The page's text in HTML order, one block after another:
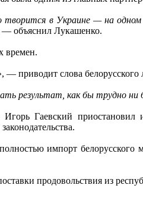
в Украине — на одном
— объяснил Лукашенко.
времен.
— приводит слова белорусского
результат, как бы трудно ни
Гаевский
импорт
продовольствия из